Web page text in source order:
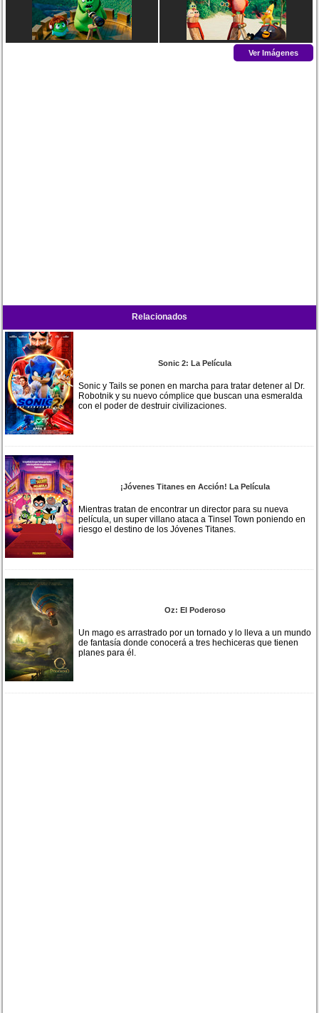
Ver Imágenes
Relacionados
Sonic 2: La Película
Sonic y Tails se ponen en marcha para tratar detener al Dr.
Robotnik y su nuevo cómplice que buscan una esmeralda
con el poder de destruir civilizaciones.
¡Jóvenes Titanes en Acción! La Película
Mientras tratan de encontrar un director para su nueva
película, un super villano ataca a Tinsel Town poniendo en
riesgo el destino de los Jóvenes Titanes.
Oz: El Poderoso
Un mago es arrastrado por un tornado y lo lleva a un mundo
de fantasía donde conocerá a tres hechiceras que tienen
planes para él.